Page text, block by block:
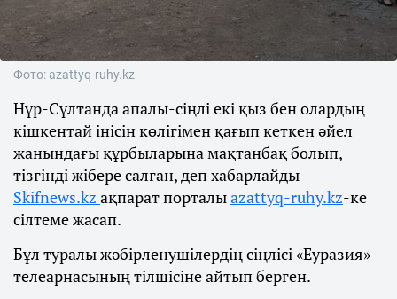
Фото: azattyq-ruhy.kz
Нұр-Сұлтанда апалы-сіңлі екі қыз бен олардың
кішкентай інісін көлігімен қағып кеткен әйел
жанындағы құрбыларына мақтанбақ болып,
тізгінді жібере салған, деп хабарлайды
Skifnews.kz ақпарат порталыazattyq-ruhy.kz-ке
сілтеме жасап.
Бұл туралы жәбірленушілердің сіңлісі «Еуразия»
телеарнасының тілшісіне айтып берген.